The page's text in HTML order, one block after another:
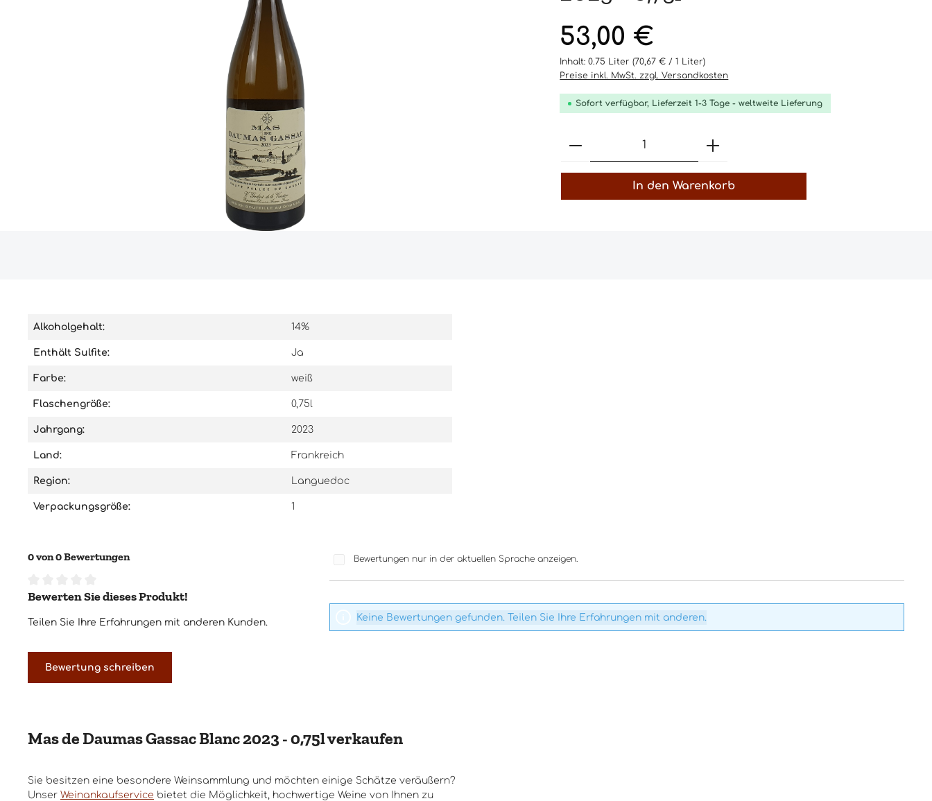
Regulärer Preis:
53,00 €
Inhalt:0.75 Liter(70,67 € / 1 Liter)
Preise inkl. MwSt. zzgl. Versandkosten
Sofort verfügbar, Lieferzeit 1-3 Tage - weltweite Lieferung
Produkt Anzahl: Gib den gewünschten
In den Warenkorb
Alkoholgehalt: 14%
Enthält Sulfite: Ja
Farbe: weiß
Flaschengröße: 0,75l
Jahrgang: 2023
Land: Frankreich
Region: Languedoc
Verpackungsgröße: 1
0 von 0 Bewertungen
Durchschnittliche Bewertung von 0 von 5 Sternen
Bewerten Sie dieses Produkt!
Teilen Sie Ihre Erfahrungen mit anderen Kunden.
Bewertung schreiben
Bewertungen nur in der aktuellen Sprache anzeigen.
Keine Bewertungen gefunden. Teilen Sie Ihre Erfahrungen mit anderen.
Mas de Daumas Gassac Blanc 2023 - 0,75l verkaufen
Sie besitzen eine besondere Weinsammlung und möchten einige Schätze veräußern?
Unser Weinankaufservice bietet die Möglichkeit, hochwertige Weine von Ihnen zu